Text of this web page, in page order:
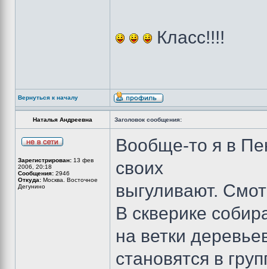
Класс!!!!
Вернуться к началу
Наталья Андреевна Заголовок сообщения:
Зарегистрирован: 13 фев
2006, 20:18
Сообщения: 2946
Откуда: Москва. Восточное
Дегунино
Вообще-то я в
своих
выгуливают.
В скверике
на ветки
становятся в